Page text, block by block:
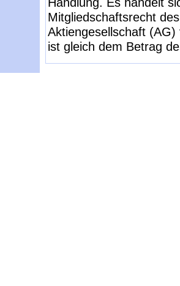
Mitgliedschaftsrecht
Aktiengesellschaft
ist gleich dem Betrag